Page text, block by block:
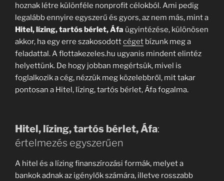
hoznak létre különféle nonprofit célokból. Ami pedig
legalább ennyire egyszerű és gyors, az nem más, mint a
Hitel, lízing, tartós bérlet, Áfa ügyintézése, különösen
akkor, ha egy erre szakosodottcéget bízunk meg a
feladattal. A flottakezeles.hu ugyanis mindent elintéz
helyettünk. De hogy jobban megértsük, mivel is
foglalkozik a cég, nézzük meg közelebbről, mit takar
pontosan a Hitel, lízing, tartós bérlet, Áfa fogalma.
Hitel, lízing, tartós bérlet, Áfa:
értelmezés egyszerűen
A hitel és a lízing finanszírozási formák, melyet a
bankok adnak az igénylők számára, illetve rosszabb